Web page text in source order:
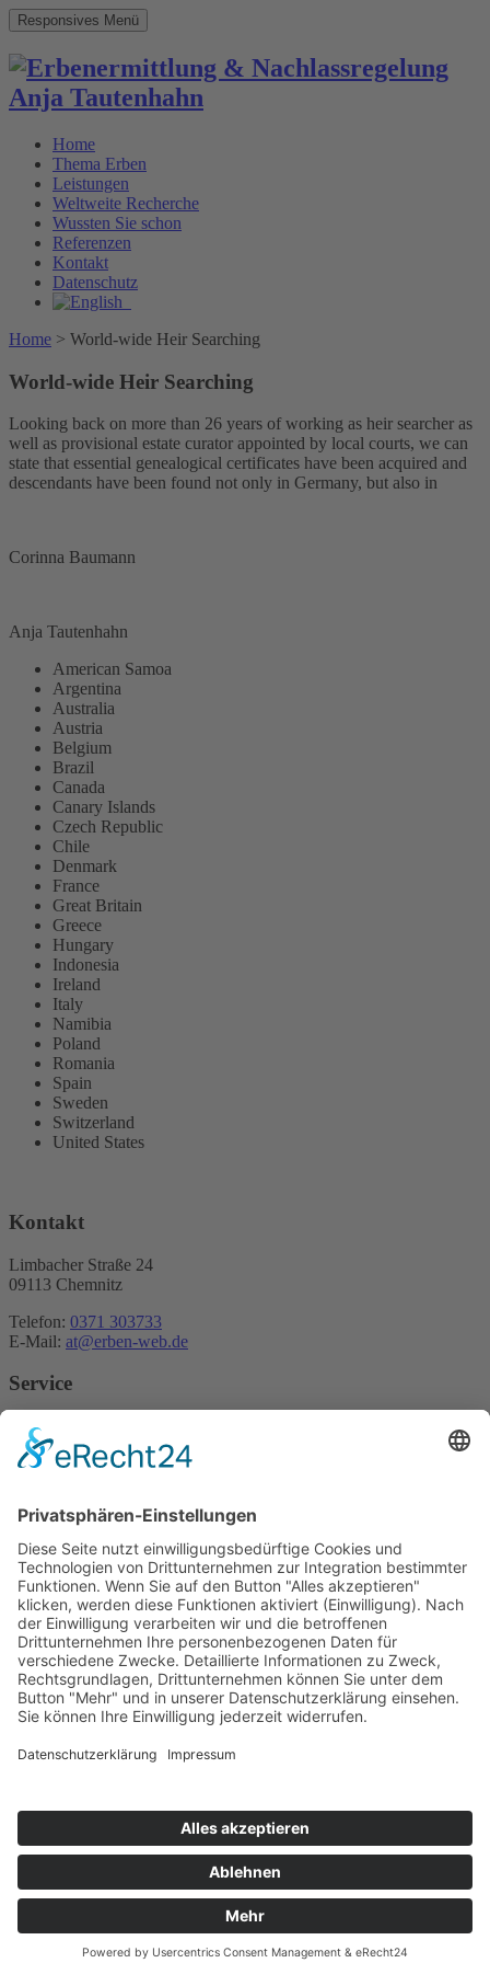
Responsives Menü
Home
Thema Erben
Leistungen
Weltweite Recherche
Wussten Sie schon
Referenzen
Kontakt
Datenschutz
Home > World-wide Heir Searching
World-wide Heir Searching
Looking back on more than 26 years of working as heir searcher as
well as provisional estate curator appointed by local courts, we can
state that essential genealogical certificates have been acquired and
descendants have been found not only in Germany, but also in
Corinna Baumann
Anja Tautenhahn
American Samoa
Argentina
Australia
Austria
Belgium
Brazil
Canada
Canary Islands
Czech Republic
Chile
Denmark
France
Great Britain
Greece
Hungary
Indonesia
Ireland
Italy
Namibia
Poland
Romania
Spain
Sweden
Switzerland
United States
Kontakt
Limbacher Straße 24
09113 Chemnitz
Telefon: 0371 303733
E-Mail: at@erben-web.de
Service
Datenschutz
Home
So finden Sie uns
Wir benötigen Ihre
Zustimmung, um den
Google Maps-Service zu
laden!
Drittanbieters, um Karteninhalte
sammeln. Bitte lesen Sie die Details
durch und stimmen Sie der
Nutzung des Service zu, um diese
Karte anzuzeigen.
Mehr Informationen
Copyright ©2026Erbenermittlung & Nachlassregelung Anja
Tautenhahn|